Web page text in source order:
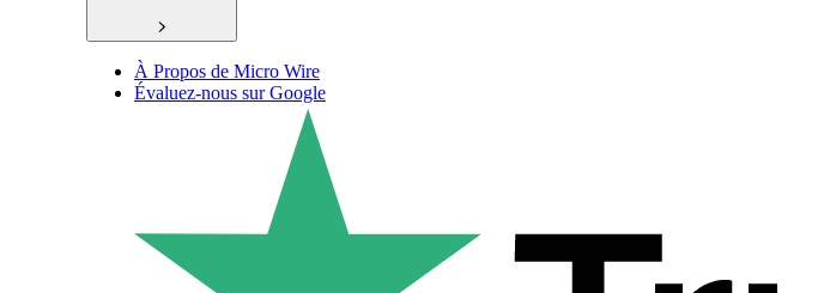
À Propos de Micro Wire
Évaluez-nous sur Google